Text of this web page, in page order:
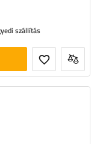
szállítás